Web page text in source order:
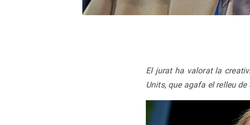
El jurat ha valorat la
Units, que agafa el relleu